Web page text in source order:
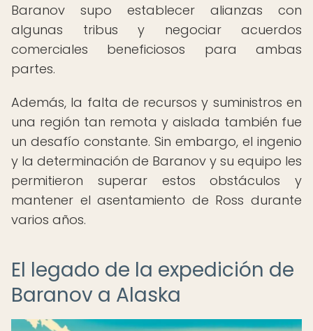
Baranov supo establecer alianzas con
algunas tribus y negociar acuerdos
comerciales beneficiosos para ambas
partes.
Además, la falta de recursos y suministros en
una región tan remota y aislada también fue
un desafío constante. Sin embargo, el ingenio
y la determinación de Baranov y su equipo les
permitieron superar estos obstáculos y
mantener el asentamiento de Ross durante
varios años.
El legado de la expedición de
Baranov a Alaska